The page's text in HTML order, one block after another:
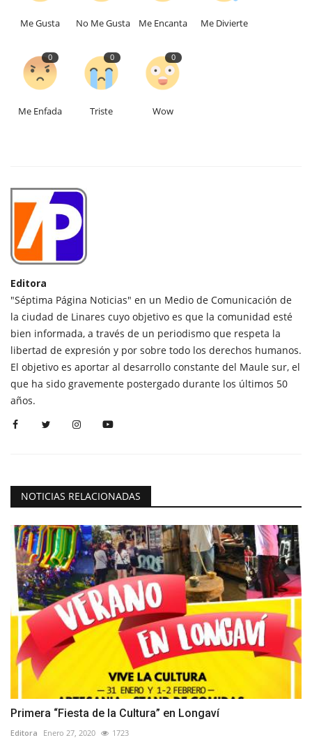
Me Gusta No Me Gusta Me Encanta Me Divierte
0
Me Enfada
0
Triste
0
Wow
Editora
"Séptima Página Noticias" en un Medio de Comunicación de
la ciudad de Linares cuyo objetivo es que la comunidad esté
bien informada, a través de un periodismo que respeta la
libertad de expresión y por sobre todo los derechos humanos.
El objetivo es aportar al desarrollo constante del Maule sur, el
que ha sido gravemente postergado durante los últimos 50
años.
NOTICIAS RELACIONADAS
Primera “Fiesta de la Cultura” en Longaví
Editora Enero 27, 2020 1723